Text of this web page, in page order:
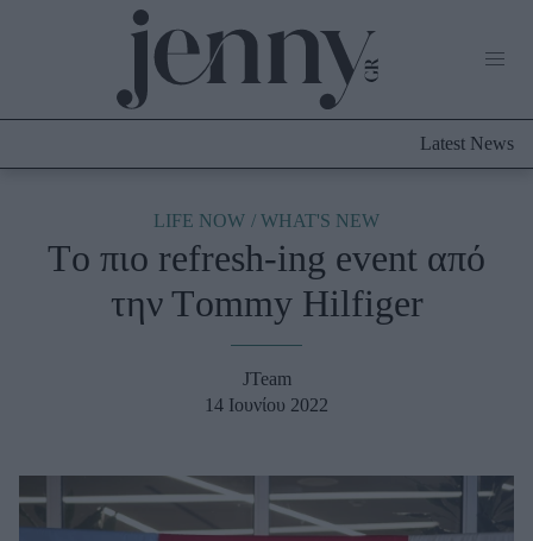
Culture
Fashion
Skincare
Μαλλιά - Νύχια
Latest News
LIFE NOW WHAT'S NEW
Τo πιο refresh-ing event από
την Τommy Hilfiger
JTeam
14 Ιουνίου 2022